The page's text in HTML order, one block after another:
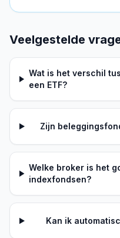
Veelgestelde
Wat is het verschil
een ETF?
Zijn
Welke broker is het
indexfondsen?
Kan ik